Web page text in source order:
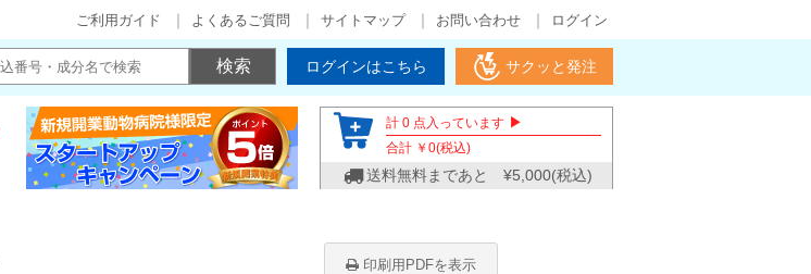
ご利用ガイド よくあるご質問 サイトマップ お問い合わせ ログイン
ログインはこちら サクッと発注
計 0 点入っています ▶
合計 ￥ 0(税込)
送料無料まであと ¥5,000(税込)
印刷用PDFを表示